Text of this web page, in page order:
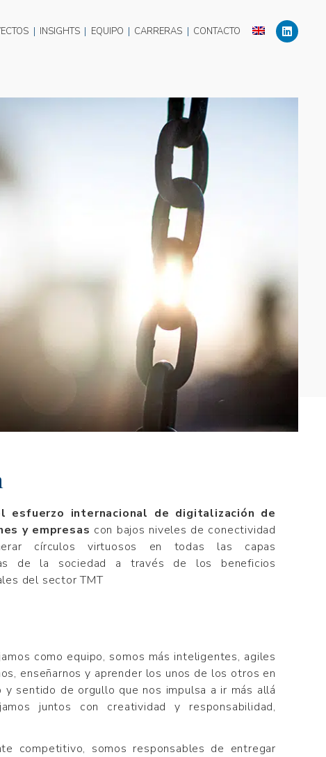
| INSIGHTS | EQUIPO | CARRERAS | CONTACTO
esfuerzo internacional de digitalización de
y empresas con bajos niveles de conectividad
círculos virtuosos en todas las capas
de la sociedad a través de los beneficios
del sector TMT
como equipo, somos más inteligentes, agiles
enseñarnos y aprender los unos de los otros en
sentido de orgullo que nos impulsa a ir más allá
juntos con creatividad y responsabilidad,
competitivo, somos responsables de entregar